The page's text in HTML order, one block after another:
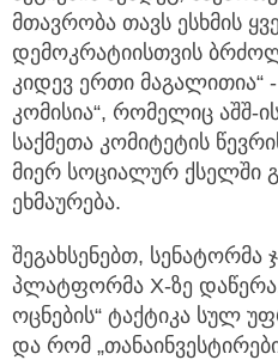
მთავრობა თავს ესხმის
დემოკრატიისთვის
კიდევ ერთი მაგალითია“
კომისია“, რომელიც აშშ-
საქმეთა კომიტეტის
მიერ სოციალურ ქსელში
ეხმაურება.
შეგახსენებთ, სენატორმა
პლატფორმა X-ზე
ოცნების“ ტაქტიკა სულ
და რომ